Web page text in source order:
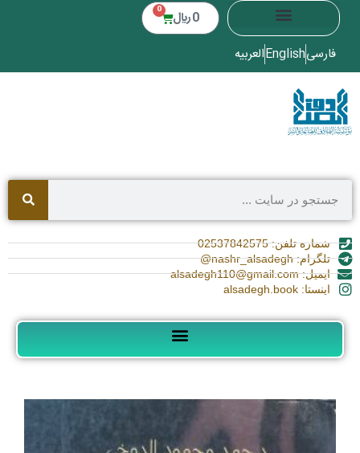
0 ﷼ 0
فارسیEnglishالعربیه
شماره تلفن: 02537842575
تلگرام: nashr_alsadegh@
ایمیل: alsadegh110@gmail.com
اینستا: alsadegh.book